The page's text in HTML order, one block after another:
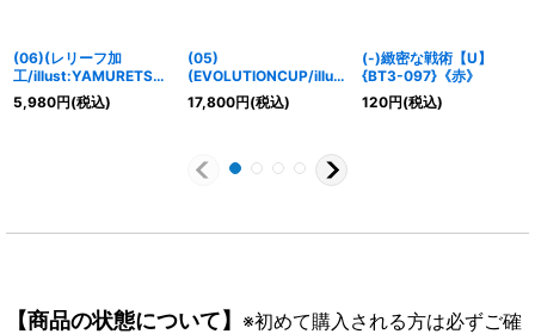
(06)(レリーフ加
工/illust:YAMURETSU)
シャイングレイモン/ジ
オグレイソード【SR-
5,980円(税込)
(05)
(EVOLUTIONCUP/illust
:NakanoHaito)アルファ
モン【SR】{BT22-
17,800円(税込)
(-)緻密な戦術【U】
{BT3-097}《赤》
120円(税込)
【商品の状態について】 ※初めて購入される方は必ずご確